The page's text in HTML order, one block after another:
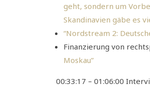
geht, sondern um
Skandinavien gäbe es
“Nordstream 2:
Finanzierung von
Moskau”
00:33:17 – 01:06:00